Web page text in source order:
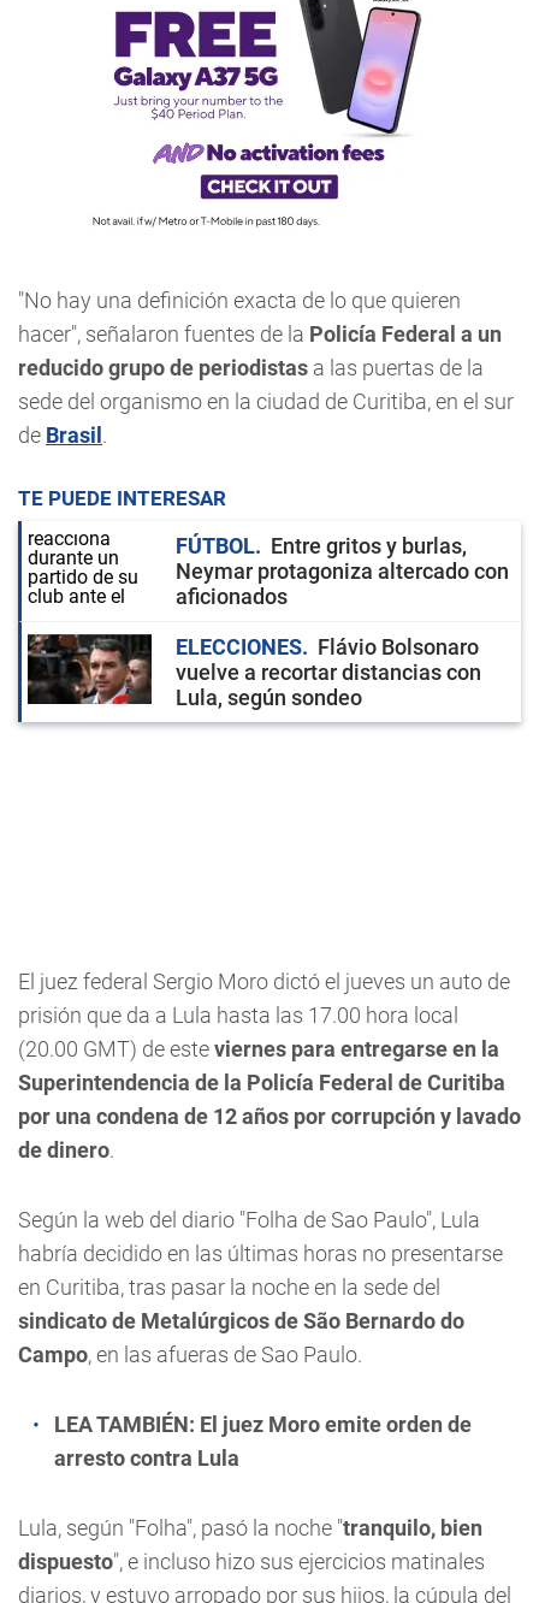
"No hay una definición exacta de lo que quieren
hacer", señalaron fuentes de la Policía Federal a un
reducido grupo de periodistas a las puertas de la
sede del organismo en la ciudad de Curitiba, en el sur
de Brasil .
TE PUEDE INTERESAR
FÚTBOL
Entre gritos y burlas,
Neymar protagoniza altercado con
aficionados
ELECCIONES
Flávio Bolsonaro
vuelve a recortar distancias con
Lula, según sondeo
El juez federal Sergio Moro dictó el jueves un auto de
prisión que da a Lula hasta las 17.00 hora local
(20.00 GMT) de esteviernes para entregarse en la
Superintendencia de la Policía Federal de Curitiba
por una condena de 12 años por corrupción y lavado
de dinero.
Según la web del diario "Folha de Sao Paulo", Lula
habría decidido en las últimas horas no presentarse
en Curitiba, tras pasar la noche en la sede del
sindicato de Metalúrgicos de São Bernardo do
Campo, en las afueras de Sao Paulo.
LEA TAMBIÉN: El juez Moro emite orden de
arresto contra Lula
Lula, según "Folha", pasó la noche "tranquilo, bien
dispuesto", e incluso hizo sus ejercicios matinales
diarios, y estuvo arropado por sus hijos, la cúpula del